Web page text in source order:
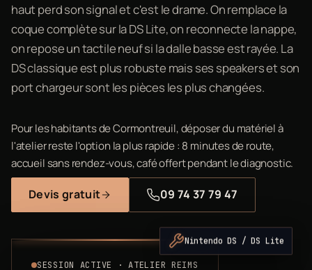
haut perd son signal et c'est le drame. On remplace la
coque complète sur la DS Lite, on reconnecte la nappe,
on repose un tactile neuf si la dalle basse est rayée. La
DS classique est plus robuste mais ses speakers et son
port chargeur sont les pièces les plus changées.
Pour les habitants de Cormontreuil, déposer du matériel à
l'atelier reste l'option la plus rapide : 8 minutes de route,
accueil sans rendez-vous, café offert pendant le diagnostic.
Devis gratuit 09 74 37 79 47
SESSION ACTIVE · ATELIER REIMS
Nintendo DS / DS Lite